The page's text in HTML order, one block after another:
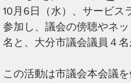
10月6日（水）、サービス
参加し、議会の傍聴やネ
名と、大分市議会議員４名
この活動は市議会本会議